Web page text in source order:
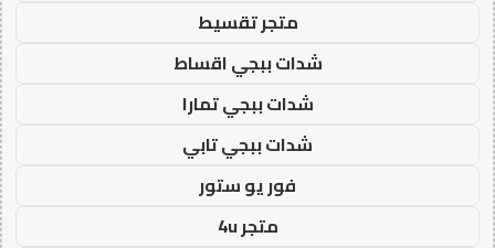
متجر تقسيط
شدات ببجي اقساط
شدات ببجي تمارا
شدات ببجي تابي
فور يو ستور
متجر 4u